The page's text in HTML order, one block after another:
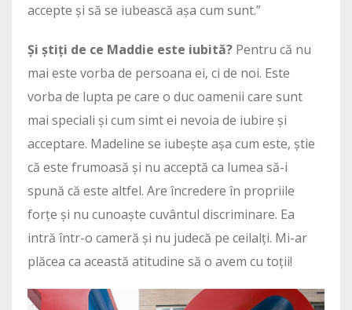
accepte și să se iubească așa cum sunt.”
Și știți de ce Maddie este iubită? Pentru că nu
mai este vorba de persoana ei, ci de noi. Este
vorba de lupta pe care o duc oamenii care sunt
mai speciali și cum simt ei nevoia de iubire și
acceptare. Madeline se iubește așa cum este, știe
că este frumoasă și nu acceptă ca lumea să-i
spună că este altfel. Are încredere în propriile
forțe și nu cunoaște cuvântul discriminare. Ea
intră într-o cameră și nu judecă pe ceilalți. Mi-ar
plăcea ca această atitudine să o avem cu toții!